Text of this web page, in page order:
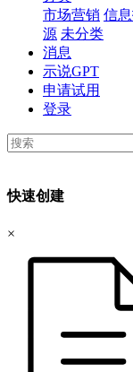
市场营销 信
源 未分类
消息
示说GPT
申请试用
登录
快速创建
×